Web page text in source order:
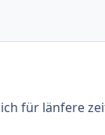
für länfere